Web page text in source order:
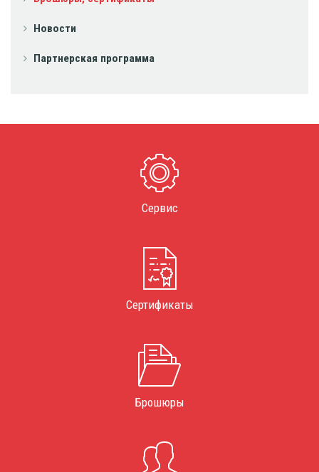
Новости
Партнерская программа
Сервис
Сертификаты
Брошюры